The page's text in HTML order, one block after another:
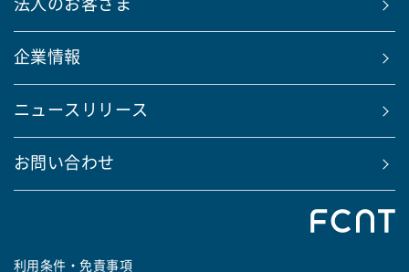
法人のお客さま
企業情報
ニュースリリース
お問い合わせ
利用条件・免責事項